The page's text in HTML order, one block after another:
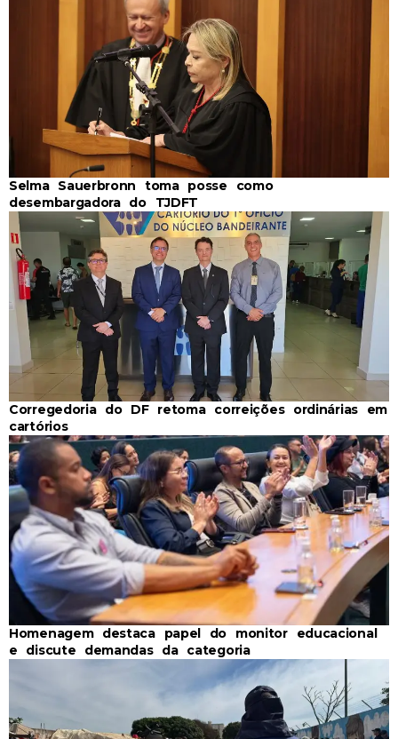
Selma Sauerbronn toma posse como
desembargadora do TJDFT
Corregedoria do DF retoma correições ordinárias em
cartórios
Homenagem destaca papel do monitor educacional
e discute demandas da categoria